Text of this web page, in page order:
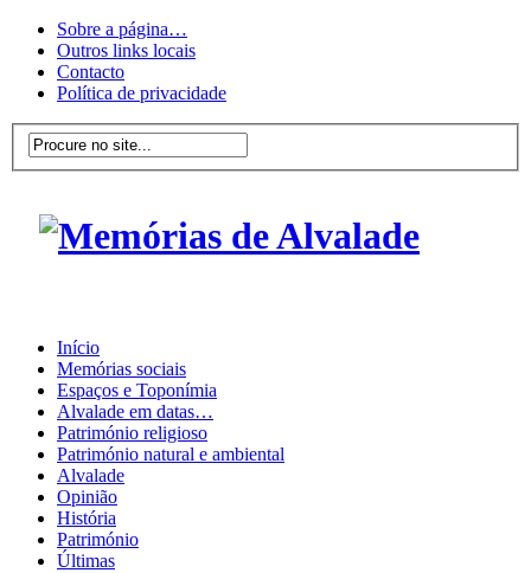
Sobre a página…
Outros links locais
Contacto
Política de privacidade
Início
Memórias sociais
Espaços e Toponímia
Alvalade em datas…
Património religioso
Património natural e ambiental
Alvalade
Opinião
História
Património
Últimas